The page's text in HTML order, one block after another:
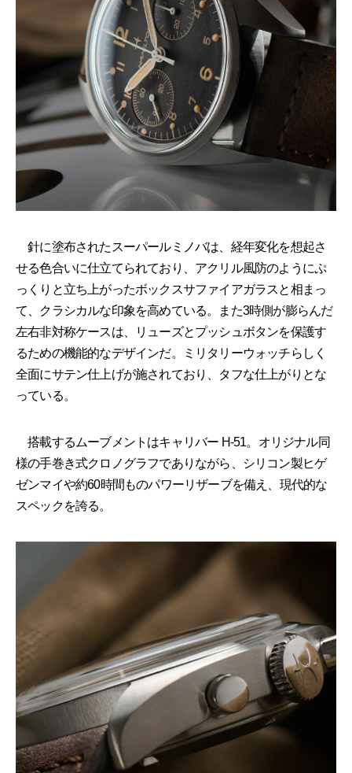
針に塗布されたスーパールミノバは、経年変化を想起さ
せる色合いに仕立てられており、アクリル風防のようにぷ
っくりと立ち上がったボックスサファイアガラスと相まっ
て、クラシカルな印象を高めている。また3時側が膨らんだ
左右非対称ケースは、リューズとプッシュボタンを保護す
るための機能的なデザインだ。ミリタリーウォッチらしく
全面にサテン仕上げが施されており、タフな仕上がりとな
っている。
搭載するムーブメントはキャリバー H-51。オリジナル同
様の手巻き式クロノグラフでありながら、シリコン製ヒゲ
ゼンマイや約60時間ものパワーリザーブを備え、現代的な
スペックを誇る。